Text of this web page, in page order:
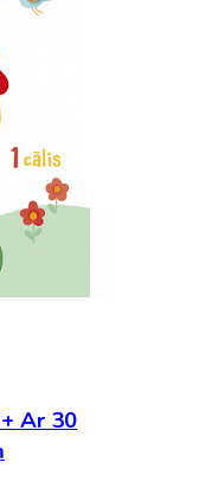
Ar 30